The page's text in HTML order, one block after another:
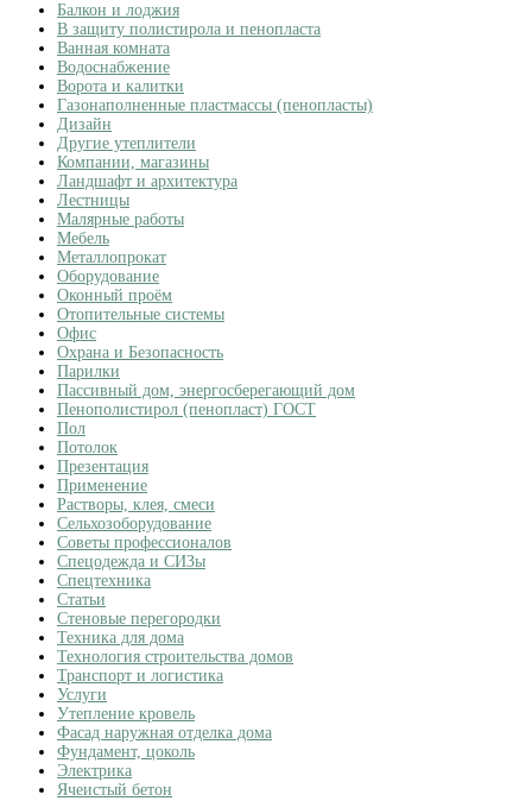
Балкон и лоджия
В защиту полистирола и пенопласта
Ванная комната
Водоснабжение
Ворота и калитки
Газонаполненные пластмассы (пенопласты)
Дизайн
Другие утеплители
Компании, магазины
Ландшафт и архитектура
Лестницы
Малярные работы
Мебель
Металлопрокат
Оборудование
Оконный проём
Отопительные системы
Офис
Охрана и Безопасность
Парилки
Пассивный дом, энергосберегающий дом
Пенополистирол (пенопласт) ГОСТ
Пол
Потолок
Презентация
Применение
Растворы, клея, смеси
Сельхозоборудование
Советы профессионалов
Спецодежда и СИЗы
Спецтехника
Статьи
Стеновые перегородки
Техника для дома
Технология строительства домов
Транспорт и логистика
Услуги
Утепление кровель
Фасад наружная отделка дома
Фундамент, цоколь
Электрика
Ячеистый бетон